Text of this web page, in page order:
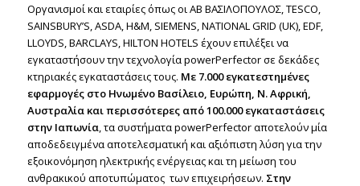
Οργανισμοί και εταιρίες όπως οι AB ΒΑΣΙΛΟΠΟΥΛΟΣ, TESCO,
SAINSBURY’S, ASDA, Η&Μ, SIEMENS, NATIONAL GRID (UK), EDF,
LLOYDS, BARCLAYS, HILTON HOTELS έχουν επιλέξει να
εγκαταστήσουν την τεχνολογία powerPerfector σε δεκάδες
κτηριακές εγκαταστάσεις τους. Με 7.000 εγκατεστημένες
εφαρμογές στο Ηνωμένο Βασίλειο, Ευρώπη, Ν. Αφρική,
Αυστραλία και περισσότερες από 100.000 εγκαταστάσεις
στην Ιαπωνία, τα συστήματα powerPerfector αποτελούν μία
αποδεδειγμένα αποτελεσματική και αξιόπιστη λύση για την
εξοικονόμηση ηλεκτρικής ενέργειας και τη μείωση του
ανθρακικού αποτυπώματος των επιχειρήσεων. Στην